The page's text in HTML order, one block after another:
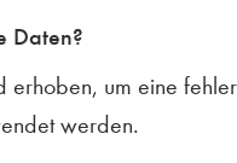
Daten?
erhoben, um eine
werden.